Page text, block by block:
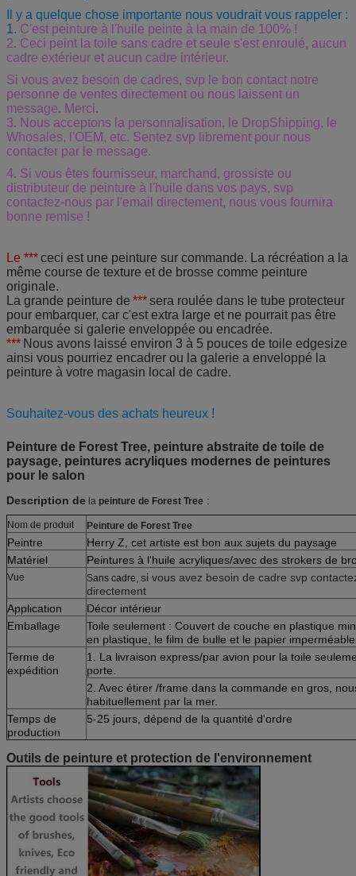
Il y a quelque chose importante nous voudrait vous rappeler :
1. C'est peinture à l'huile peinte à la main de 100% !
2. Ceci peint la toile sans cadre et seule s'est enroulé, aucun
cadre extérieur et aucun cadre intérieur.
Si vous avez besoin de cadres, svp le bon contact notre
personne de ventes directement ou nous laissent un
message. Merci.
3. Nous acceptons la personnalisation, le DropShipping, le
Whosales, l'OEM, etc. Sentez svp librement pour nous
contacter par le message.
4. Si vous êtes fournisseur, marchand, grossiste ou
distributeur de peinture à l'huile dans vos pays, svp
contactez-nous par l'email directement, nous vous fournira
bonne remise !
Le ***ceci est une peinture sur commande. La récréation a la
même course de texture et de brosse comme peinture
originale.
La grande peinture de ***sera roulée dans le tube protecteur
pour embarquer, car c'est extra large et ne pourrait pas être
embarquée si galerie enveloppée ou encadrée.
*** Nous avons laissé environ 3 à 5 pouces de toile edgesize
ainsi vous pourriez encadrer ou la galerie a enveloppé la
peinture à votre magasin local de cadre.
Souhaitez-vous des achats heureux !
Peinture de Forest Tree, peinture abstraite de toile de
paysage, peintures acryliques modernes de peintures
pour le salon
Description de la peinture de Forest Tree :
Nom de produit Peinture de Forest Tree
Peintre
Herry Z, cet artiste est bon aux sujets du paysage
Matériel
Peintures à l'huile acryliques/avec des strokers de
Vue Sans cadre, si vous avez besoin de cadre svp
directement
Application
Décor intérieur
Emballage
Toile seulement : Couvert de couche en plastique
en plastique, le film de bulle et le papier
Terme de
expédition
1. La livraison express/par avion pour la toile
porte.
2. Avec étirer /frame dans la commande en gros,
habituellement par la mer.
Temps de
production
5-25 jours, dépend de la quantité d'ordre
Outils de peinture et protection de l'environnement